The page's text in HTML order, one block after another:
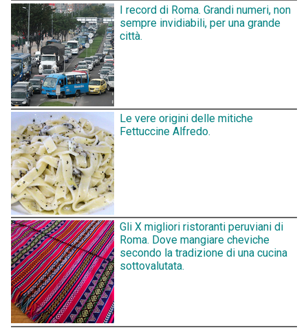
I record di Roma. Grandi numeri, non
sempre invidiabili, per una grande
città.
Le vere origini delle mitiche
Fettuccine Alfredo.
Gli X migliori ristoranti peruviani di
Roma. Dove mangiare cheviche
secondo la tradizione di una cucina
sottovalutata.